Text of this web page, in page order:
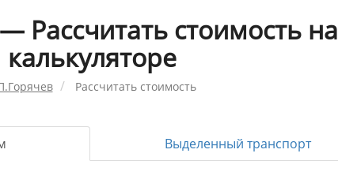
Рассчитать стоимость на
калькуляторе
Рассчитать стоимость
Выделенный транспорт